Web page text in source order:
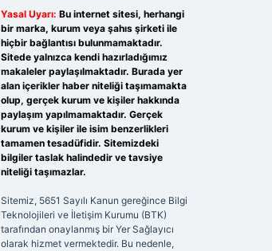
Yasal Uyarı: Bu internet sitesi, herhangi
bir marka, kurum veya şahıs şirketi ile
hiçbir bağlantısı bulunmamaktadır.
Sitede yalnızca kendi hazırladığımız
makaleler paylaşılmaktadır. Burada yer
alan içerikler haber niteliği taşımamakta
olup, gerçek kurum ve kişiler hakkında
paylaşım yapılmamaktadır. Gerçek
kurum ve kişiler ile isim benzerlikleri
tamamen tesadüfidir. Sitemizdeki
bilgiler taslak halindedir ve tavsiye
niteliği taşımazlar.
Sitemiz, 5651 Sayılı Kanun gereğince Bilgi
Teknolojileri ve İletişim Kurumu (BTK)
tarafından onaylanmış bir Yer Sağlayıcı
olarak hizmet vermektedir. Bu nedenle,